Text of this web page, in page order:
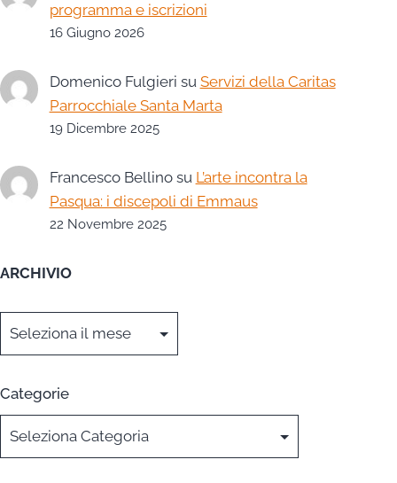
programma e iscrizioni
16 Giugno 2026
Domenico Fulgieri su Servizi della Caritas
Parrocchiale Santa Marta
19 Dicembre 2025
Francesco Bellinosu L’arte incontra la
Pasqua: i discepoli di Emmaus
22 Novembre 2025
ARCHIVIO
Categorie